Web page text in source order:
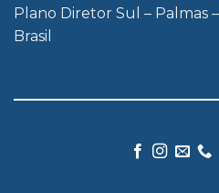
Plano Diretor Sul – Palmas
Brasil